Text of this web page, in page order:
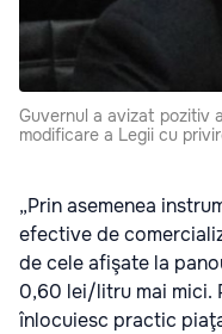
Guvernul a avizat pozitiv
modificare a Legii cu
„Prin asemenea
efective de
de cele afişate la
0,60 lei/litru mai mici.
înlocuiesc practic